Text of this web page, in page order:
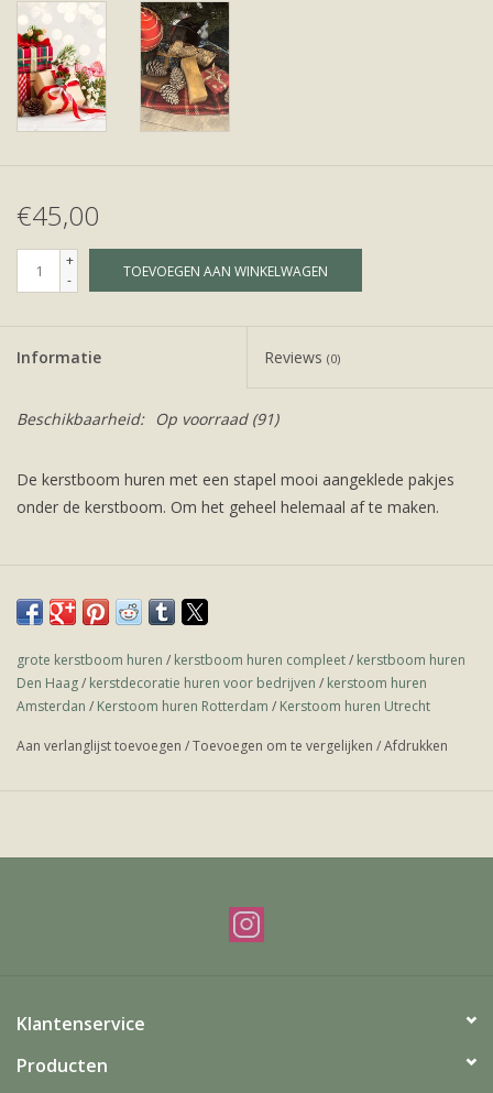
€45,00
+
-
TOEVOEGEN AAN WINKELWAGEN
Informatie Reviews (0)
Beschikbaarheid: Op voorraad(91)
De kerstboom huren met een stapel mooi aangeklede pakjes
onder de kerstboom. Om het geheel helemaal af te maken.
grote kerstboom huren / kerstboom huren compleet/ kerstboom huren
Den Haag/ kerstdecoratie huren voor bedrijven / kerstoom huren
Amsterdan / Kerstoom huren Rotterdam / Kerstoom huren Utrecht
Aan verlanglijst toevoegen /Toevoegen om te vergelijken /Afdrukken
Klantenservice
Producten